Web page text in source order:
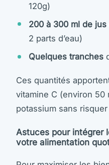
120g)
200 à 300 ml de jus
2 parts d’eau)
Quelques tranches
Ces quantités
vitamine C (environ 50
potassium sans
Astuces pour intégrer
votre alimentation